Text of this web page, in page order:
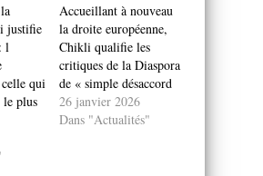
justifie
l
celle qui
le plus
Accueillant à nouveau
la droite européenne,
Chikli qualifie les
critiques de la Diaspora
de « simple désaccord
26 janvier 2026
Dans "Actualités"